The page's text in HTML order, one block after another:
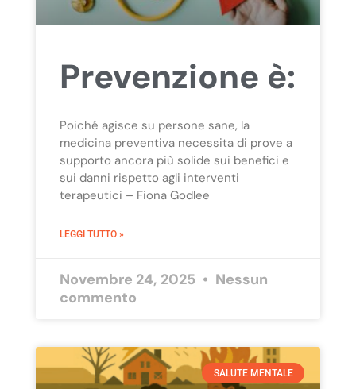
Prevenzione è:
Poiché agisce su persone sane, la
medicina preventiva necessita di prove a
supporto ancora più solide sui benefici e
sui danni rispetto agli interventi
terapeutici – Fiona Godlee
LEGGI TUTTO »
Novembre 24, 2025
Nessun
commento
SALUTE MENTALE